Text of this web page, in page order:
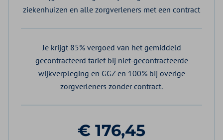
ziekenhuizen en alle zorgverleners met een contract
Je krijgt 85% vergoed van het gemiddeld
gecontracteerd tarief bij niet-gecontracteerde
wijkverpleging en GGZ en 100% bij overige
zorgverleners zonder contract.
€ 176,45